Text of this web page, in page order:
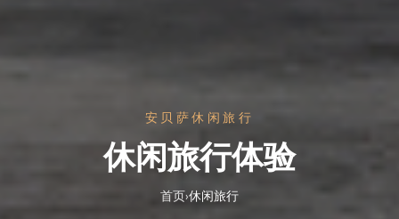
安贝萨休闲旅行
休闲旅行体验
首页›休闲旅行